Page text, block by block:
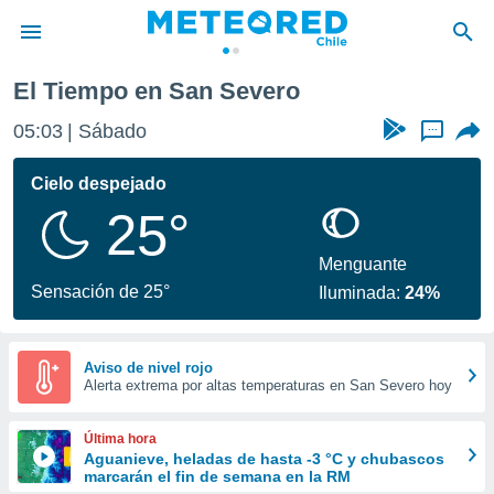
de
por
se
calidad.
a este
las
y
forma
digital
basada
El Tiempo en San Severo
05:03 Sábado ...
Cielo despejado
25°
Sensación de 25°
Menguante
Iluminada:24%
Aviso de nivel rojo
Alerta extrema por altas temperaturas en San Severo hoy
Última hora
Aguanieve, heladas de hasta -3 °C y chubascos
marcarán el fin de semana en la RM